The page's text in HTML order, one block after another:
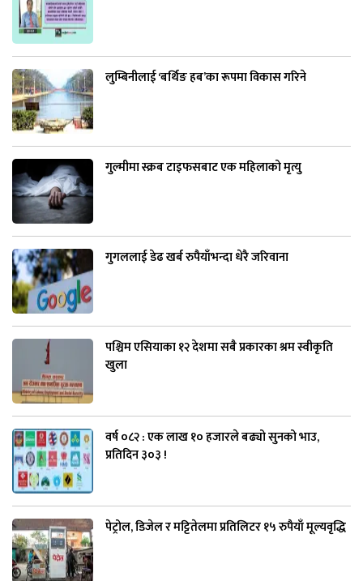
लुम्बिनीलाई ‘बर्थिङ हब’का रूपमा विकास गरिने
गुल्मीमा स्क्रब टाइफसबाट एक महिलाको मृत्यु
गुगललाई डेढ खर्ब रुपैयाँभन्दा धेरै जरिवाना
पश्चिम एसियाका १२ देशमा सबै प्रकारका श्रम स्वीकृति
खुला
वर्ष ०८२ : एक लाख १० हजारले बढ्यो सुनको भाउ,
प्रतिदिन ३०३ !
पेट्रोल, डिजेल र मट्टितेलमा प्रतिलिटर १५ रुपैयाँ मूल्यवृद्धि